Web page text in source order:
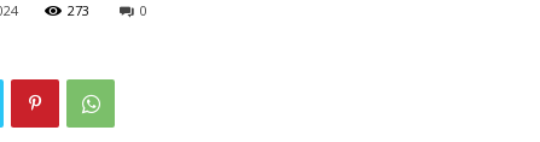
273 0